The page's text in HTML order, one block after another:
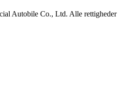
Autobile Co., Ltd. Alle rettigheder